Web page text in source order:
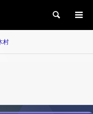
検索
村